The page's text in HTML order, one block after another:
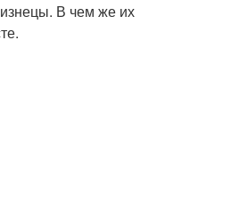
В чем же их